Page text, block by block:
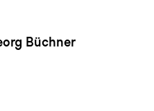
Büchner